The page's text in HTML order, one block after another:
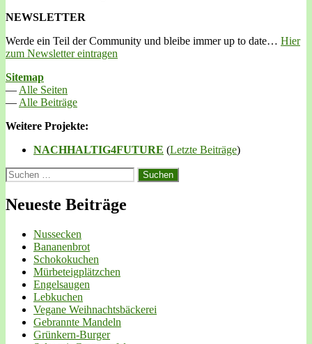
NEWSLETTER
Werde ein Teil der Community und bleibe immer up to date… Hier
zum Newsletter eintragen
Sitemap
— Alle Seiten
— Alle Beiträge
Weitere Projekte:
NACHHALTIG4FUTURE (Letzte Beiträge)
Suchen
nach:
Neueste Beiträge
Nussecken
Bananenbrot
Schokokuchen
Mürbeteigplätzchen
Engelsaugen
Lebkuchen
Vegane Weihnachtsbäckerei
Gebrannte Mandeln
Grünkern-Burger